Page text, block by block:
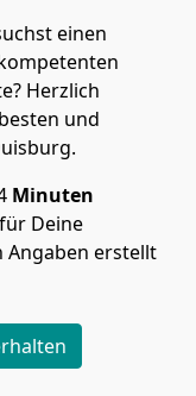
einen
Herzlich
und
Minuten
für Deine
Angaben erstellt